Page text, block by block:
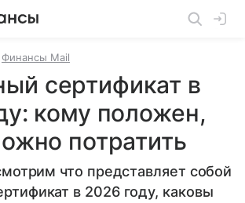
Финансы Mail
сертификат в
кому положен,
потратить
что представляет собой
в 2026 году, каковы